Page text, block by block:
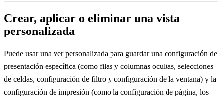
Crear, aplicar o eliminar una vista
personalizada
Puede usar una ver personalizada para guardar una configuración de
presentación específica (como filas y columnas ocultas, selecciones
de celdas, configuración de filtro y configuración de la ventana) y la
configuración de impresión (como la configuración de página, los